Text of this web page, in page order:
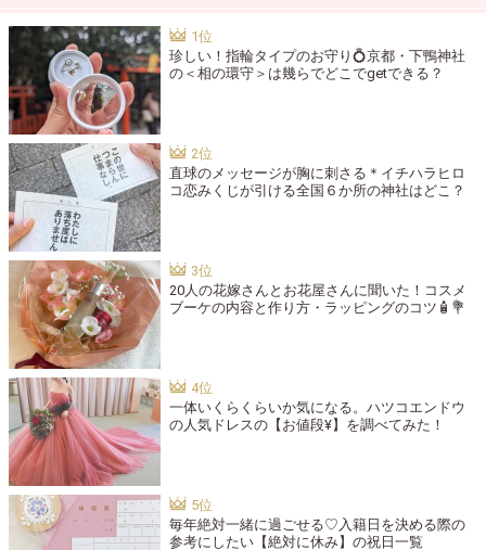
珍しい！指輪タイプのお守り💍京都・下鴨神社
の＜相の環守＞は幾らでどこでgetできる？
直球のメッセージが胸に刺さる＊イチハラヒロ
コ恋みくじが引ける全国６か所の神社はどこ？
20人の花嫁さんとお花屋さんに聞いた！コスメ
ブーケの内容と作り方・ラッピングのコツ🧴💐
一体いくらくらいか気になる。ハツコエンドウ
の人気ドレスの【お値段¥】を調べてみた！
毎年絶対一緒に過ごせる♡入籍日を決める際の
参考にしたい【絶対に休み】の祝日一覧